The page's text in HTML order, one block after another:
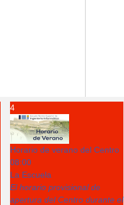
4
Horario de verano del Centro
08:00
La Escuela
El horario provisional de
apertura del Centro durante el